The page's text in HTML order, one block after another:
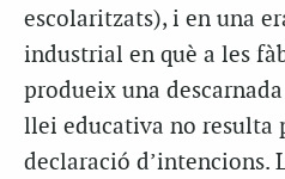
escolaritzats), i en una
industrial en què a les
produeix una
llei educativa no resulta
declaració d’intencions.